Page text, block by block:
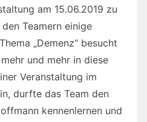
am 15.06.2019 zu
Teamern einige
„Demenz“ besucht
und mehr in diese
Veranstaltung im
durfte das Team den
kennenlernen und